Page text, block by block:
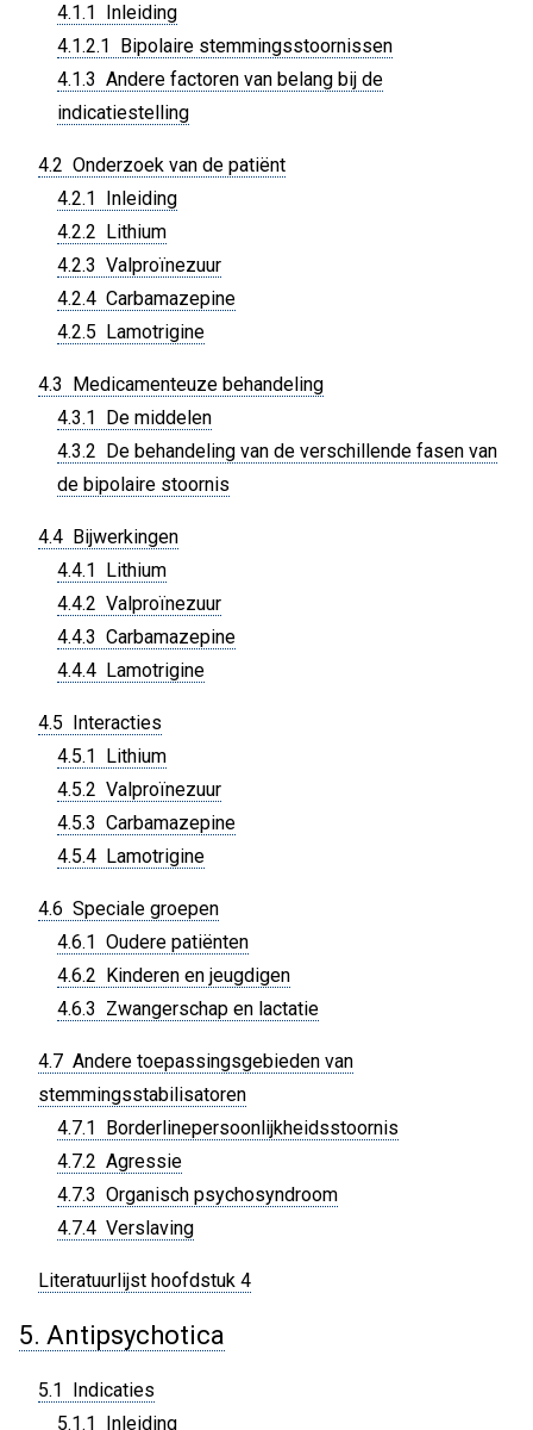
4.1.1 Inleiding
4.1.2.1 Bipolaire stemmingsstoornissen
4.1.3 Andere factoren van belang bij de
indicatiestelling
4.2 Onderzoek van de patiënt
4.2.1 Inleiding
4.2.2 Lithium
4.2.3 Valproïnezuur
4.2.4 Carbamazepine
4.2.5 Lamotrigine
4.3 Medicamenteuze behandeling
4.3.1 De middelen
4.3.2 De behandeling van de verschillende fasen van
de bipolaire stoornis
4.4 Bijwerkingen
4.4.1 Lithium
4.4.2 Valproïnezuur
4.4.3 Carbamazepine
4.4.4 Lamotrigine
4.5 Interacties
4.5.1 Lithium
4.5.2 Valproïnezuur
4.5.3 Carbamazepine
4.5.4 Lamotrigine
4.6 Speciale groepen
4.6.1 Oudere patiënten
4.6.2 Kinderen en jeugdigen
4.6.3 Zwangerschap en lactatie
4.7 Andere toepassingsgebieden van
stemmingsstabilisatoren
4.7.1 Borderlinepersoonlijkheidsstoornis
4.7.2 Agressie
4.7.3 Organisch psychosyndroom
4.7.4 Verslaving
Literatuurlijst hoofdstuk 4
5. Antipsychotica
5.1 Indicaties
5.1.1 Inleiding